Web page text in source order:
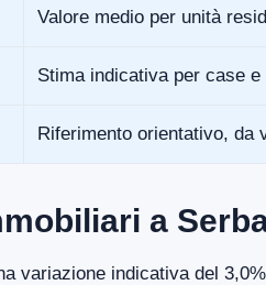
Valore medio per unità
Stima indicativa per case
Riferimento orientativo, da
a
variazione indicativa del